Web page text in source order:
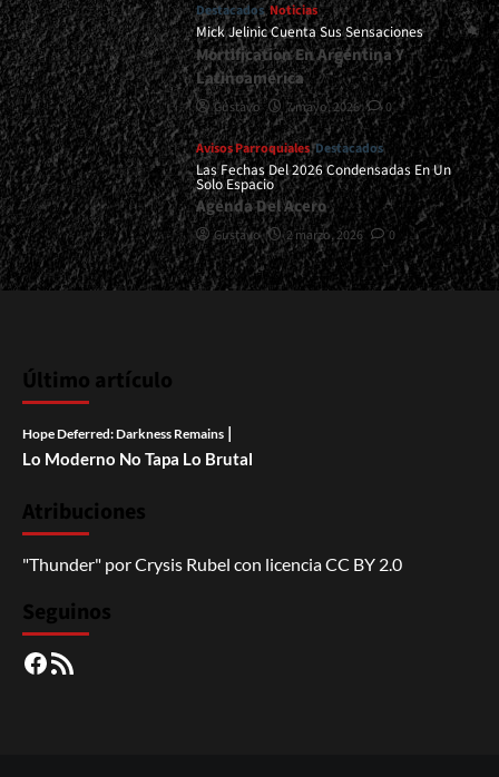
Destacados Noticias
Mick Jelinic Cuenta Sus Sensaciones
Mortification En Argentina Y
Latinoamérica
Gustavo 7 mayo, 2026 0
Avisos Parroquiales Destacados
Las Fechas Del 2026 Condensadas En Un
Solo Espacio
Agenda Del Acero
Gustavo 2 marzo, 2026 0
Último artículo
Hope Deferred: Darkness Remains |
Lo Moderno No Tapa Lo Brutal
Atribuciones
"Thunder" porCrysis Rubel con licenciaCC BY 2.0
Seguinos
Facebook
RSS